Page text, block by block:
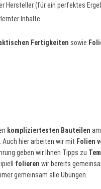
Hersteller (für ein perfektes
Inhalte
Fertigkeiten sowie
kompliziertesten Bauteilen
hier arbeiten wir mit Folien
geben wir Ihnen Tipps zu
folieren wir bereits
gemeinsam alle Übungen.